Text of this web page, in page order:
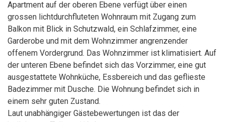
Apartment auf der oberen Ebene verfügt über einen
grossen lichtdurchfluteten Wohnraum mit Zugang zum
Balkon mit Blick in Schutzwald, ein Schlafzimmer, eine
Garderobe und mit dem Wohnzimmer angrenzender
offenem Vordergrund. Das Wohnzimmer ist klimatisiert. Auf
der unteren Ebene befindet sich das Vorzimmer, eine gut
ausgestattete Wohnküche, Essbereich und das geflieste
Badezimmer mit Dusche. Die Wohnung befindet sich in
einem sehr guten Zustand.
Laut unabhängiger Gästebewertungen ist das der